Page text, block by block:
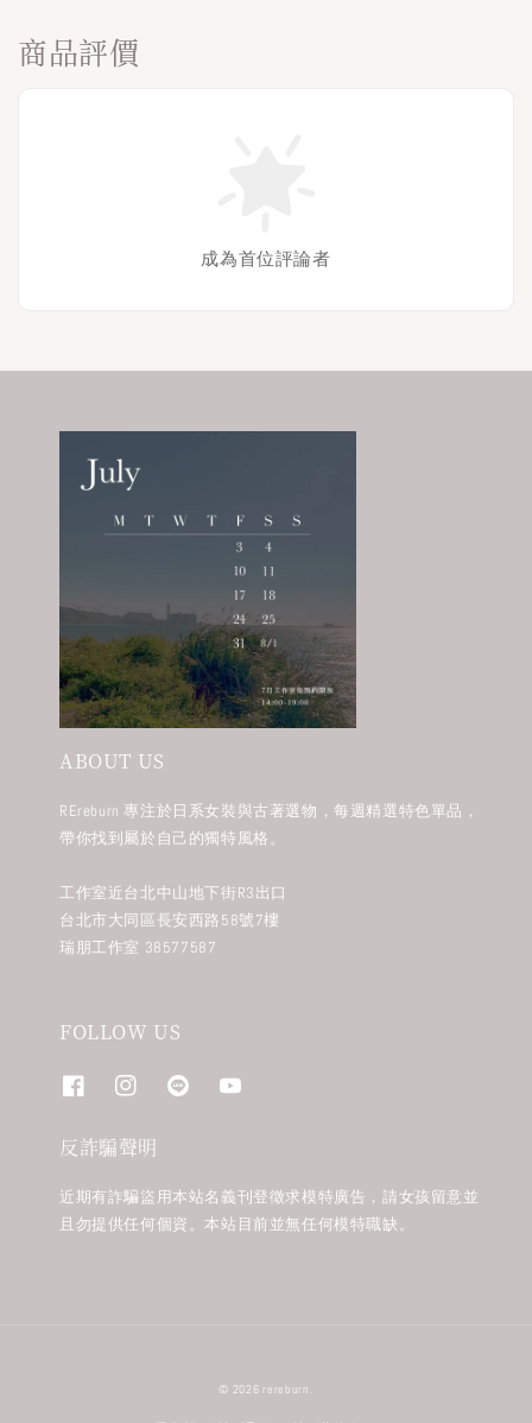
商品評價
成為首位評論者
ABOUT US
REreburn 專注於日系女裝與古著選物，每週精選特色單品，
帶你找到屬於自己的獨特風格。
工作室近台北中山地下街R3出口
台北市大同區長安西路58號7樓
瑞朋工作室 38577587
FOLLOW US
反詐騙聲明
近期有詐騙盜用本站名義刊登徵求模特廣告，請女孩留意並
且勿提供任何個資。本站目前並無任何模特職缺。
© 2026 rereburn.